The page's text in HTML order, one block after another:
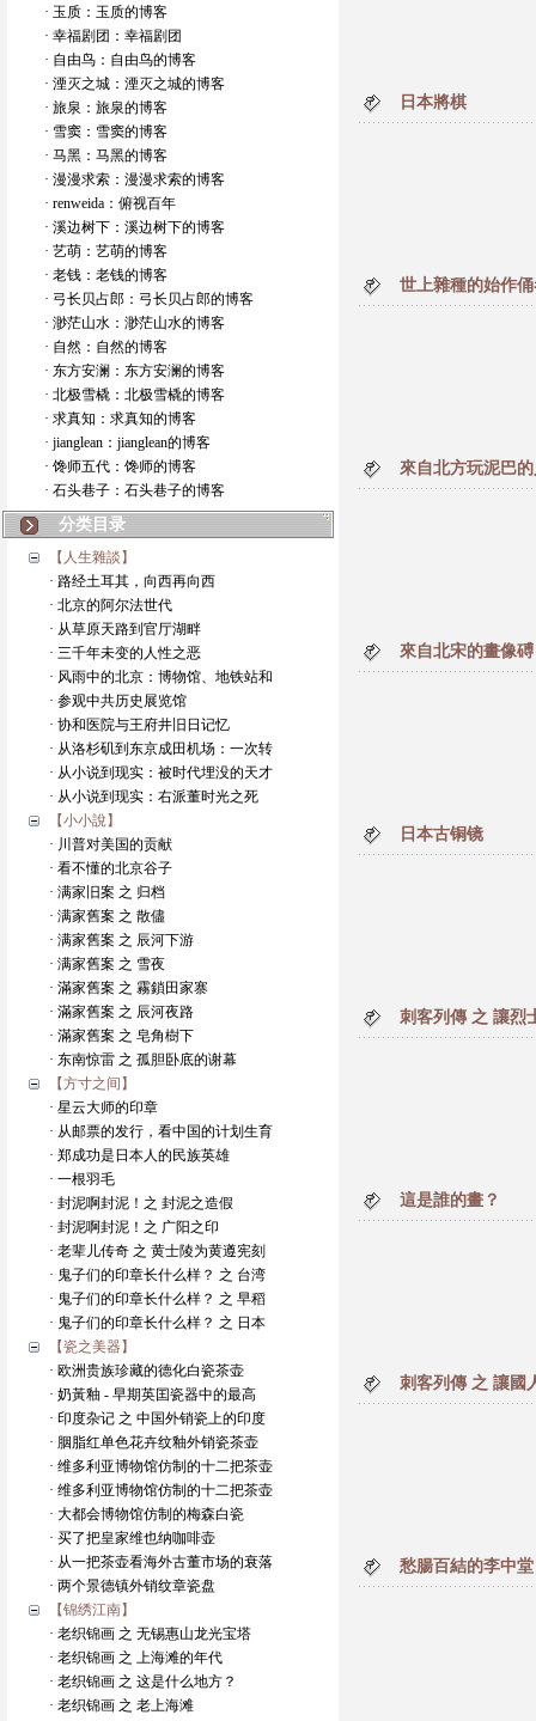
· 玉质：玉质的博客
· 幸福剧团：幸福剧团
· 自由鸟：自由鸟的博客
· 湮灭之城：湮灭之城的博客
· 旅泉：旅泉的博客
· 雪窦：雪窦的博客
· 马黑：马黑的博客
· 漫漫求索：漫漫求索的博客
· renweida：俯视百年
· 溪边树下：溪边树下的博客
· 艺萌：艺萌的博客
· 老钱：老钱的博客
· 弓长贝占郎：弓长贝占郎的博客
· 渺茫山水：渺茫山水的博客
· 自然：自然的博客
· 东方安澜：东方安澜的博客
· 北极雪橇：北极雪橇的博客
· 求真知：求真知的博客
· jianglean：jianglean的博客
· 馋师五代：馋师的博客
· 石头巷子：石头巷子的博客
分类目录
【人生雜談】
· 路经土耳其，向西再向西
· 北京的阿尔法世代
· 从草原天路到官厅湖畔
· 三千年未变的人性之恶
· 风雨中的北京：博物馆、地铁站和
· 参观中共历史展览馆
· 协和医院与王府井旧日记忆
· 从洛杉矶到东京成田机场：一次转
· 从小说到现实：被时代埋没的天才
· 从小说到现实：右派董时光之死
【小小說】
· 川普对美国的贡献
· 看不懂的北京谷子
· 满家旧案 之 归档
· 满家舊案 之 散儘
· 满家舊案 之 辰河下游
· 满家舊案 之 雪夜
· 滿家舊案 之 霧鎖田家寨
· 滿家舊案 之 辰河夜路
· 滿家舊案 之 皂角樹下
· 东南惊雷 之 孤胆卧底的谢幕
【方寸之间】
· 星云大师的印章
· 从邮票的发行，看中国的计划生育
· 郑成功是日本人的民族英雄
· 一根羽毛
· 封泥啊封泥！之 封泥之造假
· 封泥啊封泥！之 广阳之印
· 老辈儿传奇 之 黄士陵为黄遵宪刻
· 鬼子们的印章长什么样？ 之 台湾
· 鬼子们的印章长什么样？ 之 早稻
· 鬼子们的印章长什么样？ 之 日本
【瓷之美器】
· 欧洲贵族珍藏的德化白瓷茶壶
· 奶黃釉 - 早期英囯瓷器中的最高
· 印度杂记 之 中国外销瓷上的印度
· 胭脂红单色花卉纹釉外销瓷茶壶
· 维多利亚博物馆仿制的十二把茶壶
· 维多利亚博物馆仿制的十二把茶壶
· 大都会博物馆仿制的梅森白瓷
· 买了把皇家维也纳咖啡壶
· 从一把茶壶看海外古董市场的衰落
· 两个景德镇外销纹章瓷盘
【锦绣江南】
· 老织锦画 之 无锡惠山龙光宝塔
· 老织锦画 之 上海滩的年代
· 老织锦画 之 这是什么地方？
· 老织锦画 之 老上海滩
日本將棋
世上雜種的始作
來自北方玩泥巴
來自北宋的畫像磗
日本古铜镜
刺客列傳 之 讓烈
這是誰的畫？
刺客列傳 之 讓國
愁腸百結的李中堂